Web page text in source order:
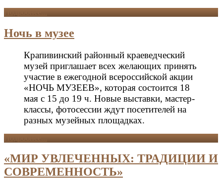
Подробнее...
Ночь в музее
Крапивинский районный краеведческий
музей приглашает всех желающих принять
участие в ежегодной всероссийской акции
«НОЧЬ МУЗЕЕВ», которая состоится 18
мая с 15 до 19 ч. Новые выставки, мастер-
классы, фотосессии ждут посетителей на
разных музейных площадках.
Подробнее...
«МИР УВЛЕЧЕННЫХ: ТРАДИЦИИ И
СОВРЕМЕННОСТЬ»